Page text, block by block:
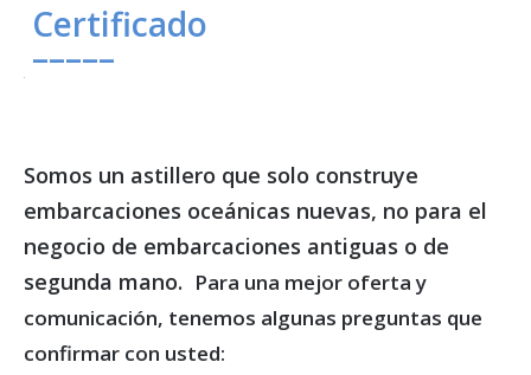
Certificado
–––––
Somos un astillero que solo construye
embarcaciones oceánicas nuevas, no para el
negocio de embarcaciones antiguas o de
segunda mano. Para una mejor oferta y
comunicación, tenemos algunas preguntas que
confirmar con usted: